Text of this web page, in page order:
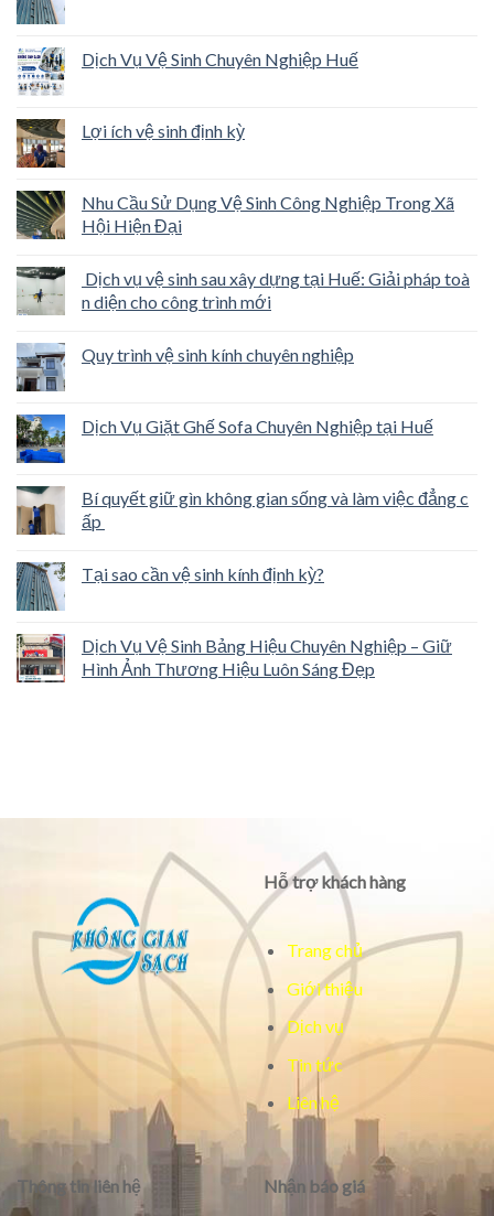
Dịch Vụ Vệ Sinh Chuyên Nghiệp Huế
Lợi ích vệ sinh định kỳ
Nhu Cầu Sử Dụng Vệ Sinh Công Nghiệp Trong Xã
Hội Hiện Đại
Dịch vụ vệ sinh sau xây dựng tại Huế: Giải pháp toà
n diện cho công trình mới
Quy trình vệ sinh kính chuyên nghiệp
Dịch Vụ Giặt Ghế Sofa Chuyên Nghiệp tại Huế
Bí quyết giữ gìn không gian sống và làm việc đẳng c
ấp
Tại sao cần vệ sinh kính định kỳ?
Dịch Vụ Vệ Sinh Bảng Hiệu Chuyên Nghiệp – Giữ
Hình Ảnh Thương Hiệu Luôn Sáng Đẹp
Hỗ trợ khách hàng
Trang chủ
Giới thiệu
Dịch vụ
Tin tức
Liên hệ
Thông tin liên hệ Nhận báo giá